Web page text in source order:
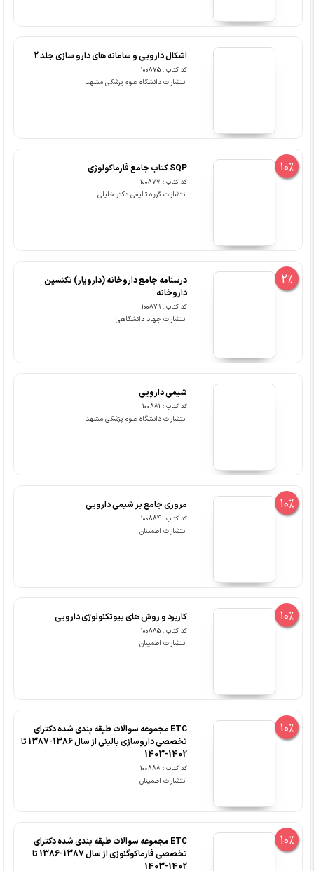
اشکال دارویی و سامانه های دارو سازی جلد 2
کد کتاب : 100875
انتشارات دانشگاه علوم پزشکی مشهد
10% SQP کتاب جامع فارماکولوژی
کد کتاب : 100877
انتشارات گروه تالیفی دکتر خلیلی
2%
درسنامه جامع داروخانه (دارویار) تکنسین
داروخانه
کد کتاب : 100879
انتشارات جهاد دانشگاهی
شیمی دارویی
کد کتاب : 100881
انتشارات دانشگاه علوم پزشکی مشهد
10% مروری جامع بر شیمی دارویی
کد کتاب : 100884
انتشارات اطمینان
10% کاربرد و روش های بیوتکنولوژی دارویی
کد کتاب : 100885
انتشارات اطمینان
10%
ETC مجموعه سوالات طبقه بندی شده دکترای
تخصصی داروسازی بالینی از سال 1386-1387 تا
1402-1403
کد کتاب : 100888
انتشارات اطمینان
10%
ETC مجموعه سوالات طبقه بندی شده دکترای
تخصصی فارماکوگنوزی از سال 1387-1386 تا
1402-1403